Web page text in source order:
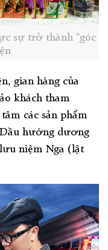
sự trở thành “góc
gian hàng của
khách tham
các sản phẩm
hướng dương
niệm Nga (lật